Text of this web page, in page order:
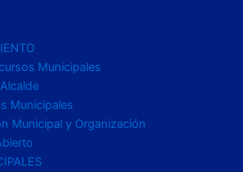
Municipales
Municipales
Municipal y Organización